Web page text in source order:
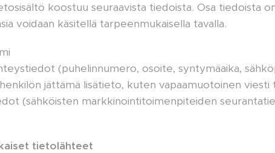
koostuu seuraavista tiedoista. Osa tiedoista
voidaan käsitellä tarpeenmukaisella tavalla.
(puhelinnumero, osoite, syntymäaika,
jättämä lisätieto, kuten vapaamuotoinen viesti
(sähköisten markkinointitoimenpiteiden
tietolähteet